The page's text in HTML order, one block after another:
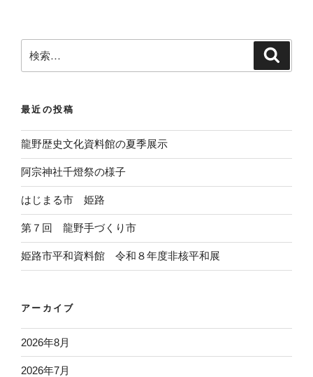
最近の投稿
龍野歴史文化資料館の夏季展示
阿宗神社千燈祭の様子
はじまる市 姫路
第７回 龍野手づくり市
姫路市平和資料館 令和８年度非核平和展
アーカイブ
2026年8月
2026年7月